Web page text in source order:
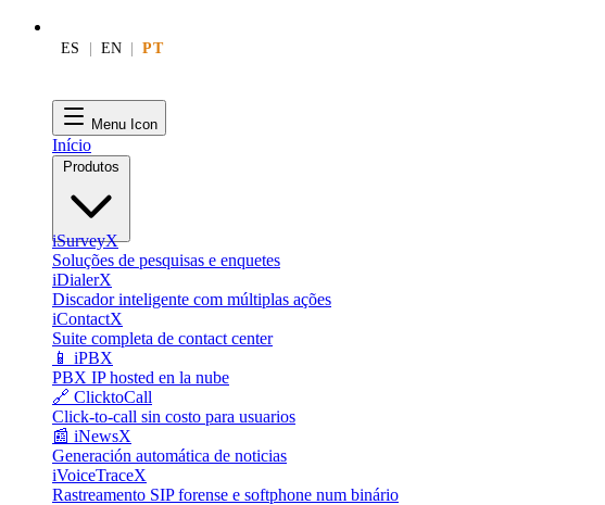
ES EN PT
Menu Icon
Início
Produtos
iSurveyX
Soluções de pesquisas e enquetes
iDialerX
Discador inteligente com múltiplas ações
iContactX
Suite completa de contact center
📱 iPBX
PBX IP hosted en la nube
🔗 ClicktoCall
Click-to-call sin costo para usuarios
📰 iNewsX
Generación automática de noticias
iVoiceTraceX
Rastreamento SIP forense e softphone num binário